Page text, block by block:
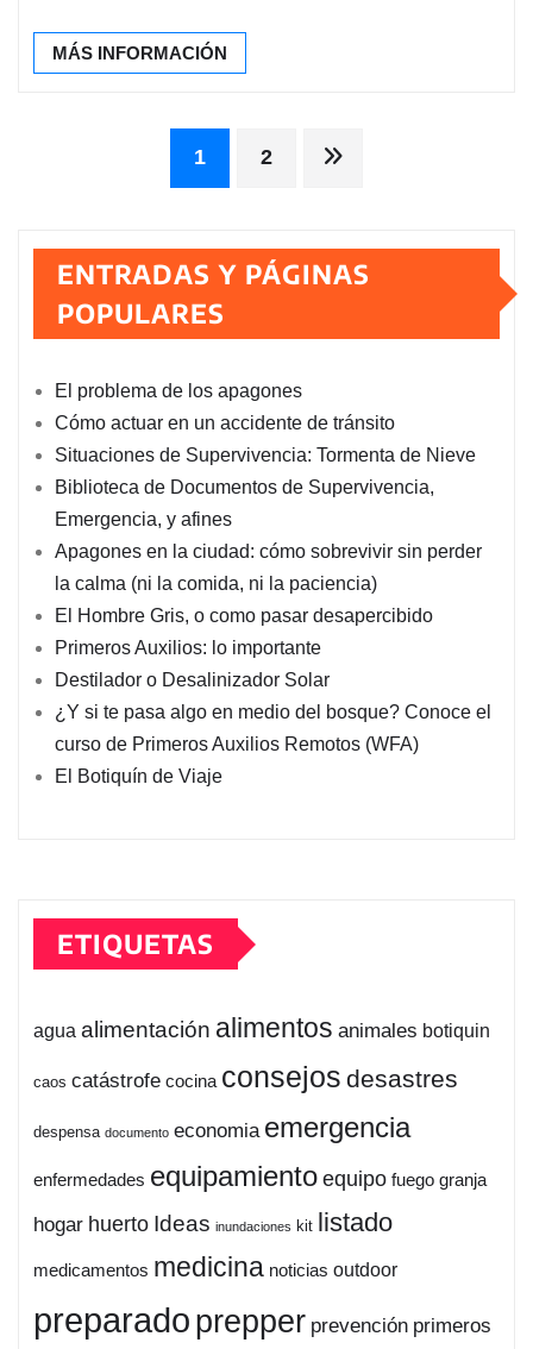
MÁS INFORMACIÓN
Paginación
de
entradas
1 2
ENTRADAS Y PÁGINAS
POPULARES
El problema de los apagones
Cómo actuar en un accidente de tránsito
Situaciones de Supervivencia: Tormenta de Nieve
Biblioteca de Documentos de Supervivencia,
Emergencia, y afines
Apagones en la ciudad: cómo sobrevivir sin perder
la calma (ni la comida, ni la paciencia)
El Hombre Gris, o como pasar desapercibido
Primeros Auxilios: lo importante
Destilador o Desalinizador Solar
¿Y si te pasa algo en medio del bosque? Conoce el
curso de Primeros Auxilios Remotos (WFA)
El Botiquín de Viaje
ETIQUETAS
agua alimentación alimentos animales botiquin
caos catástrofe cocina consejos desastres
despensa documento economia emergencia
enfermedades equipamiento equipo fuego granja
hogar huerto Ideas inundaciones kit listado
medicamentos medicina noticias outdoor
preparadoprepper prevención primeros